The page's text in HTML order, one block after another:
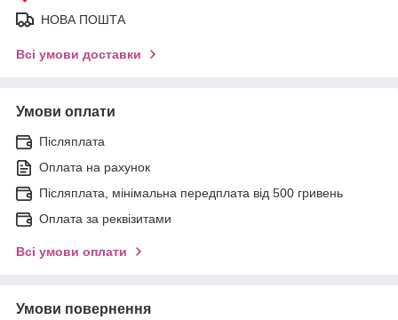
НОВА ПОШТА
Всі умови доставки
Умови оплати
Післяплата
Оплата на рахунок
Післяплата, мінімальна передплата від 500 гривень
Оплата за реквізитами
Всі умови оплати
Умови повернення